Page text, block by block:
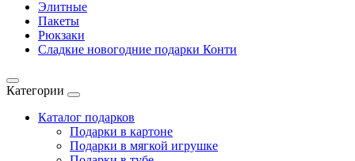
Элитные
Пакеты
Рюкзаки
Сладкие новогодние подарки Конти
Категории
Каталог подарков
Подарки в картоне
Подарки в мягкой игрушке